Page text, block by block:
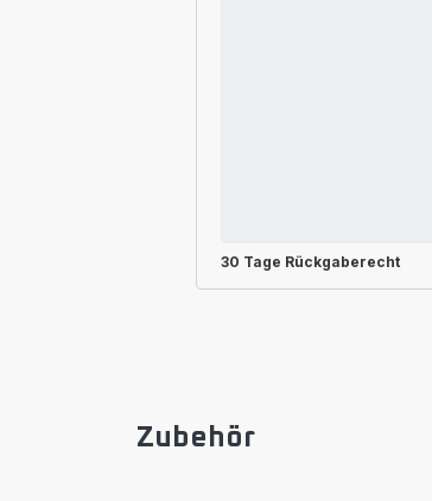
30 Tage Rückgaberecht
Zubehör